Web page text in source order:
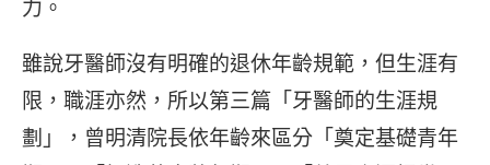
力。
雖說牙醫師沒有明確的退休年齡規範，但生涯有
限，職涯亦然，所以第三篇「牙醫師的生涯規
劃」，曾明清院長依年齡來區分「奠定基礎青年